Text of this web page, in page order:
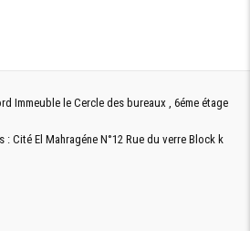
Immeuble le Cercle des bureaux , 6éme étage
: Cité El Mahragéne N°12 Rue du verre Block k